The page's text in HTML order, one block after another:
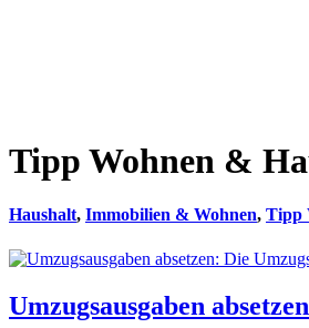
Tipp Wohnen &
Haushalt, Immobilien & Wohnen, Tipp
Umzugsausgaben